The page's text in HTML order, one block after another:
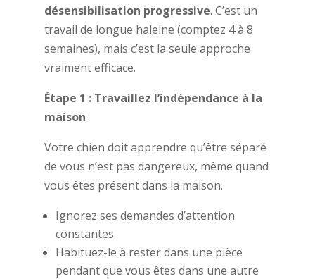
désensibilisation progressive. C’est un
travail de longue haleine (comptez 4 à 8
semaines), mais c’est la seule approche
vraiment efficace.
Étape 1 : Travaillez l’indépendance à la
maison
Votre chien doit apprendre qu’être séparé
de vous n’est pas dangereux, même quand
vous êtes présent dans la maison.
Ignorez ses demandes d’attention
constantes
Habituez-le à rester dans une pièce
pendant que vous êtes dans une autre